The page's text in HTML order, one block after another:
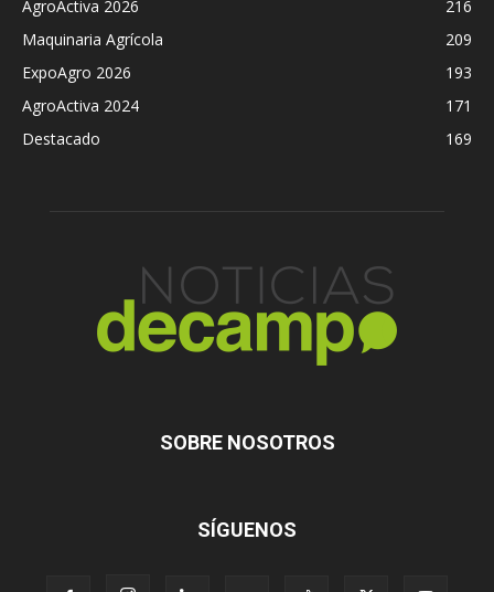
AgroActiva 2026
216
Maquinaria Agrícola
209
ExpoAgro 2026
193
AgroActiva 2024
171
Destacado
169
SOBRE NOSOTROS
SÍGUENOS